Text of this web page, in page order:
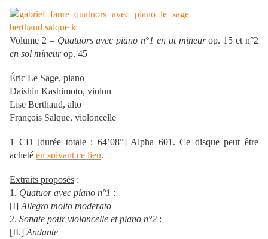
Volume 2 – Quatuors avec piano n°1 en ut mineurop. 15 et n°2
en sol mineurop. 45
Éric Le Sage, piano
Daishin Kashimoto, violon
Lise Berthaud, alto
François Salque, violoncelle
1 CD [durée totale : 64’08”] Alpha 601. Ce disque peut être
acheté en suivant ce lien.
Extraits proposés :
1. Quatuor avec piano n°1 :
[I] Allegro molto moderato
2. Sonate pour violoncelle et piano n°2 :
[II.] Andante